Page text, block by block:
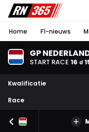
Home F1-nieuws
GP
START RACE 16 d
Kwalificatie
Race